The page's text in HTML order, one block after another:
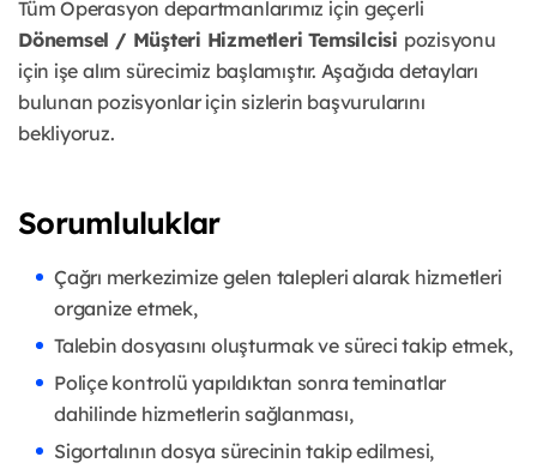
Tüm Operasyon departmanlarımız için geçerli
Dönemsel / Müşteri Hizmetleri Temsilcisi pozisyonu
için işe alım sürecimiz başlamıştır. Aşağıda detayları
bulunan pozisyonlar için sizlerin başvurularını
bekliyoruz.
Sorumluluklar
Çağrı merkezimize gelen talepleri alarak hizmetleri
organize etmek,
Talebin dosyasını oluşturmak ve süreci takip etmek,
Poliçe kontrolü yapıldıktan sonra teminatlar
dahilinde hizmetlerin sağlanması,
Sigortalının dosya sürecinin takip edilmesi,